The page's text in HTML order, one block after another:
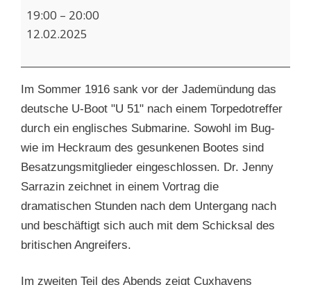
Themenabend:
U-
19:00 – 20:00
12.02.2025
Im Sommer 1916 sank vor der Jademündung das
deutsche U-Boot "U 51" nach einem Torpedotreffer
durch ein englisches Submarine. Sowohl im Bug-
wie im Heckraum des gesunkenen Bootes sind
Besatzungsmitglieder eingeschlossen. Dr. Jenny
Sarrazin zeichnet in einem Vortrag die
dramatischen Stunden nach dem Untergang nach
und beschäftigt sich auch mit dem Schicksal des
britischen Angreifers.
Im zweiten Teil des Abends zeigt Cuxhavens